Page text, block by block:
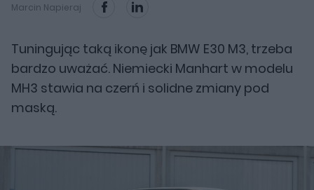
Marcin Napieraj
Tuningując taką ikonę jak BMW E30 M3, trzeba
bardzo uważać. Niemiecki Manhart w modelu
MH3 stawia na czerń i solidne zmiany pod
maską.